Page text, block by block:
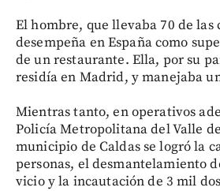
El hombre, que llevaba 70 de las
desempeña en España como
de un restaurante. Ella, por su
residía en Madrid, y manejaba
Mientras tanto, en operativos
Policía Metropolitana del Valle
municipio de Caldas se logró la
personas, el desmantelamiento
vicio y la incautación de 3 mil